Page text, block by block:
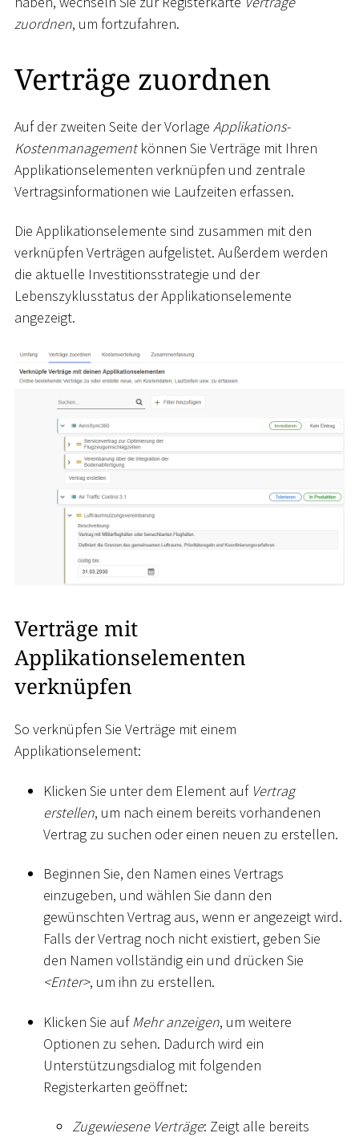
zuordnen, um fortzufahren.
Verträge zuordnen
Auf der zweiten Seite der Vorlage Applikations-
Kostenmanagementkönnen Sie Verträge mit Ihren
Applikationselementen verknüpfen und zentrale
Vertragsinformationen wie Laufzeiten erfassen.
Die Applikationselemente sind zusammen mit den
verknüpfen Verträgen aufgelistet. Außerdem werden
die aktuelle Investitionsstrategie und der
Lebenszyklusstatus der Applikationselemente
angezeigt.
Verträge mit
Applikationselementen
verknüpfen
So verknüpfen Sie Verträge mit einem
Applikationselement:
Klicken Sie unter dem Element auf Vertrag
erstellen, um nach einem bereits vorhandenen
Vertrag zu suchen oder einen neuen zu erstellen.
Beginnen Sie, den Namen eines Vertrags
einzugeben, und wählen Sie dann den
gewünschten Vertrag aus, wenn er angezeigt wird.
Falls der Vertrag noch nicht existiert, geben Sie
den Namen vollständig ein und drücken Sie
<Enter>, um ihn zu erstellen.
Klicken Sie aufMehr anzeigen, um weitere
Optionen zu sehen. Dadurch wird ein
Unterstützungsdialog mit folgenden
Registerkarten geöffnet:
Zugewiesene Verträge: Zeigt alle bereits